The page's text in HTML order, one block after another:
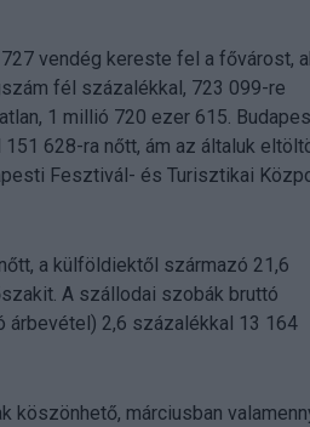
vendég kereste fel a fővárost,
fél százalékkal, 723 099-re
1 millió 720 ezer 615.
628-ra nőtt, ám az általuk
Fesztivál- és Turisztikai
a külföldiektől származó 21,6
A szállodai szobák bruttó
árbevétel) 2,6 százalékkal 13 164
köszönhető, márciusban